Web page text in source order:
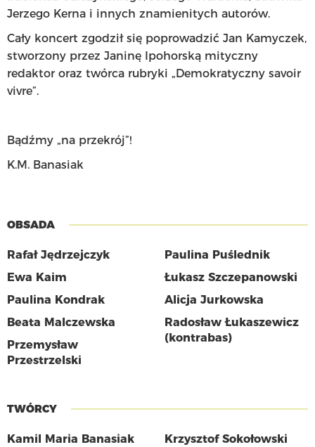
Jerzego Kerna i innych znamienitych autorów.
Cały koncert zgodził się poprowadzić Jan Kamyczek,
stworzony przez Janinę Ipohorską mityczny
redaktor oraz twórca rubryki „Demokratyczny savoir
vivre”.
Bądźmy „na przekrój”!
K.M. Banasiak
OBSADA
Rafał Jędrzejczyk
Ewa Kaim
Paulina Kondrak
Beata Malczewska
Przemysław
Przestrzelski
Paulina Puślednik
Łukasz Szczepanowski
Alicja Jurkowska
Radosław Łukaszewicz
(kontrabas)
TWÓRCY
Kamil Maria Banasiak
Krzysztof Sokołowski